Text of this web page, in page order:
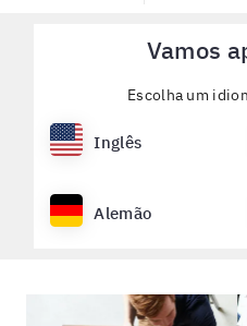
Vamos
Escolha um
Inglês
Alemão